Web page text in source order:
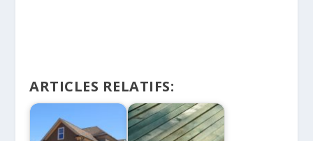
ARTICLES RELATIFS: